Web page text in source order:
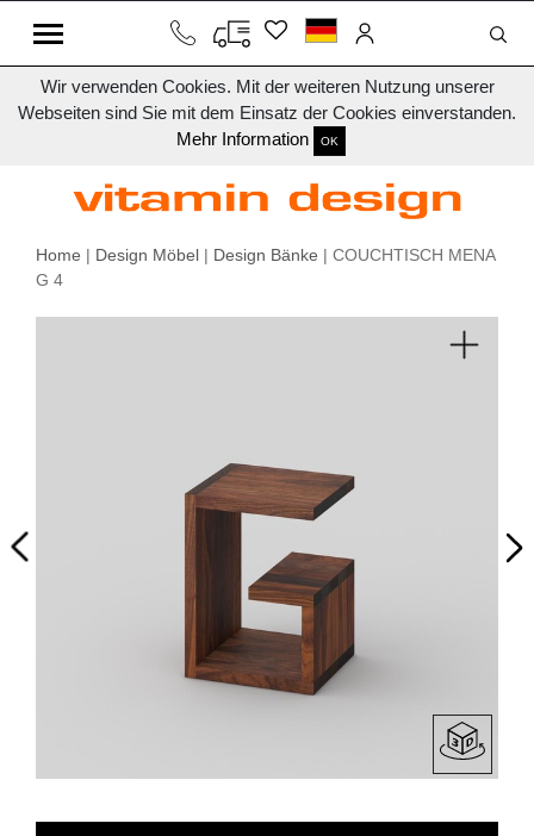
Wir verwenden Cookies. Mit der weiteren Nutzung unserer
Webseiten sind Sie mit dem Einsatz der Cookies einverstanden.
Mehr Information
OK
Home | Design Möbel | Design Bänke | COUCHTISCH MENA
G 4